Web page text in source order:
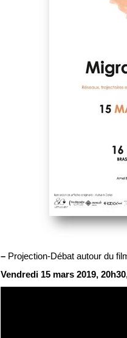
– Projection-Débat autour du
Vendredi 15 mars 2019,